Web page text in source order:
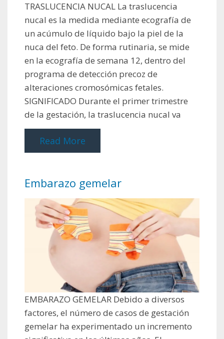
TRASLUCENCIA NUCAL La traslucencia
nucal es la medida mediante ecografía de
un acúmulo de líquido bajo la piel de la
nuca del feto. De forma rutinaria, se mide
en la ecografía de semana 12, dentro del
programa de detección precoz de
alteraciones cromosómicas fetales.
SIGNIFICADO Durante el primer trimestre
de la gestación, la traslucencia nucal va
Read More
Embarazo gemelar
EMBARAZO GEMELAR Debido a diversos
factores, el número de casos de gestación
gemelar ha experimentado un incremento